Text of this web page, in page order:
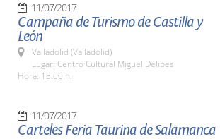
11/07/2017
Campaña de Turismo de Castilla y
León
Valladolid (Valladolid)
Lugar: Centro Cultural Miguel Delibes
Hora: 13:00 h.
11/07/2017
Carteles Feria Taurina de Salamanca